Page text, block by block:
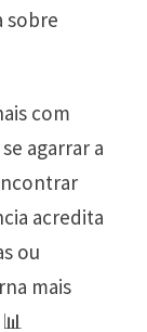
sobre
com
agarrar a
acredita
ou
mais